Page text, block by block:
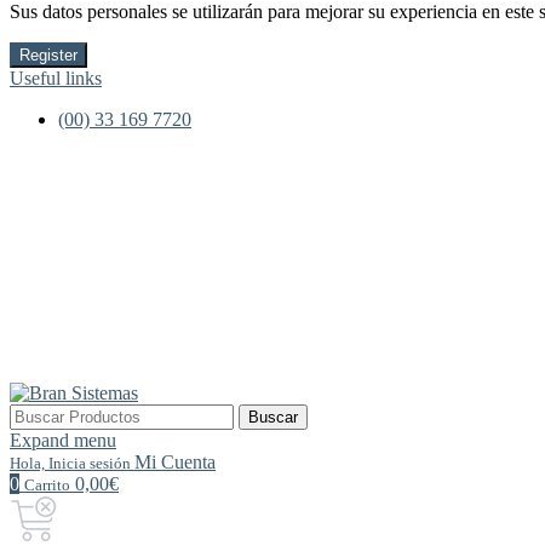
Sus datos personales se utilizarán para mejorar su experiencia en
Register
Useful links
(00) 33 169 7720
Buscar
por:
Buscar
Expand menu
Hola, Inicia sesión Mi Cuenta
0 Carrito 0,00€